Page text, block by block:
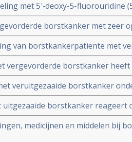
met 5'-deoxy-5-fluorouridine
acetate (MPA) als
succesvol.borstkanker met zeer
van 5'-DFUR en
van borstkankerpatiënte met
van 5'-deoxy-5-
acetate (MPA)
vergevorderde borstkanker
van 5'-DFUR en
veruitgezaaide borstkanker
therapie van CEF
(5'-deoxy-5-fluorouridine) +
uitgezaaide borstkanker reageert
op combinatie behandeling met
- medroxyprogesterone acetate.
medicijnen en middelen bij